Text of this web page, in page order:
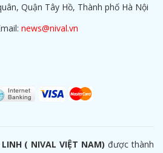
Quận Tây Hồ, Thành phố Hà Nội
news@nival.vn
( NIVAL VIỆT NAM) được thành